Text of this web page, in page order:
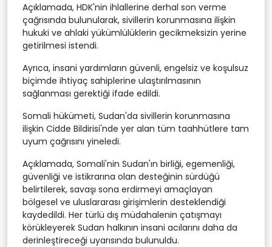
Açıklamada, HDK'nin ihlallerine derhal son verme
çağrısında bulunularak, sivillerin korunmasına ilişkin
hukuki ve ahlaki yükümlülüklerin gecikmeksizin yerine
getirilmesi istendi.
Ayrıca, insani yardımların güvenli, engelsiz ve koşulsuz
biçimde ihtiyaç sahiplerine ulaştırılmasının
sağlanması gerektiği ifade edildi.
Somali hükümeti, Sudan'da sivillerin korunmasına
ilişkin Cidde Bildirisi'nde yer alan tüm taahhütlere tam
uyum çağrısını yineledi.
Açıklamada, Somali'nin Sudan'ın birliği, egemenliği,
güvenliği ve istikrarına olan desteğinin sürdüğü
belirtilerek, savaşı sona erdirmeyi amaçlayan
bölgesel ve uluslararası girişimlerin desteklendiği
kaydedildi. Her türlü dış müdahalenin çatışmayı
körükleyerek Sudan halkının insani acılarını daha da
derinleştireceği uyarısında bulunuldu.